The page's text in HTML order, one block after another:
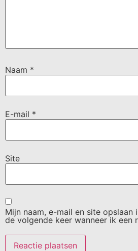
Naam *
E-mail *
Site
Mijn naam, e-mail en site
de volgende keer wanneer ik een